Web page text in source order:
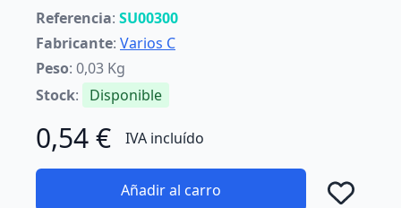
Referencia: SU00300
Fabricante: Varios C
Peso: 0,03 Kg
Stock: Disponible
0,54 € IVA incluído
Añadir al carro